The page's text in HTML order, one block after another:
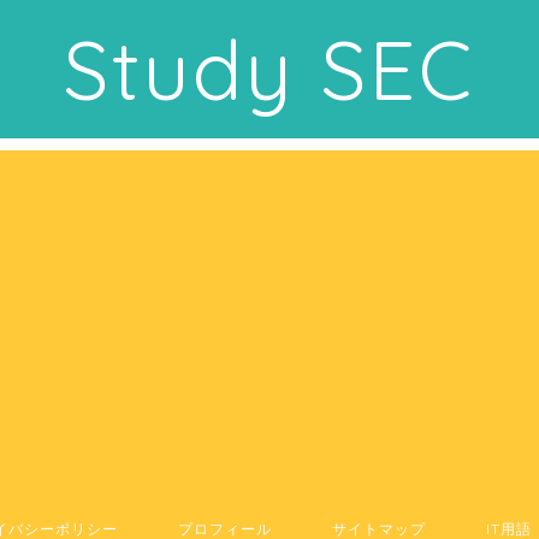
Study SEC
バシーポリシー プロフィール サイトマップ IT用語